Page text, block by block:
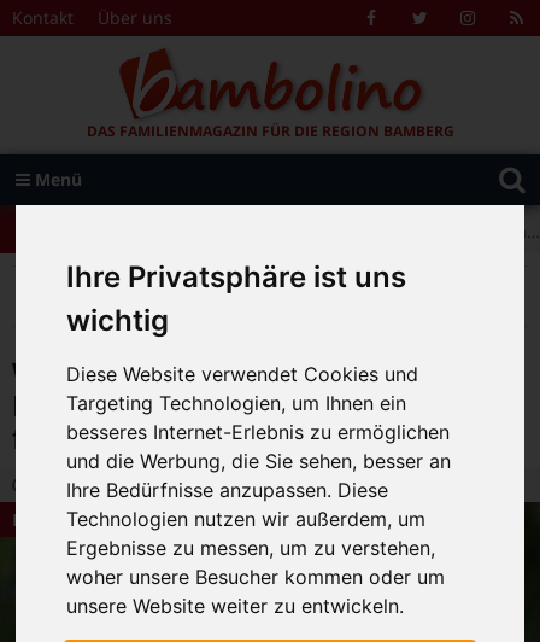
Ihre Privatsphäre ist uns
wichtig
Diese Website verwendet Cookies und
Targeting Technologien, um Ihnen ein
besseres Internet-Erlebnis zu ermöglichen
und die Werbung, die Sie sehen, besser an
Ihre Bedürfnisse anzupassen. Diese
Technologien nutzen wir außerdem, um
Ergebnisse zu messen, um zu verstehen,
woher unsere Besucher kommen oder um
unsere Website weiter zu entwickeln.
Zum Inhalt springen
Kontakt Über uns FacebookTwitter
DAS FAMILIENMAGAZIN FÜR DIE REGION BAMBERG
Menü
Suche
nach:
+++ Leolingo: Englischcamp mit Muttersprachlern – auch in Bamberg! +++
Bambolino>Magazin>Dies und Das>
Was ist der Siebenschläfertag? –
Der 27. Juni und seine Bedeutung
fürs Wetter
26.06.2020 8:11 | Bambolino-Redaktion |
Dies und Das